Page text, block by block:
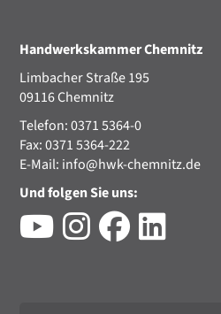
Handwerkskammer Chemnitz
Limbacher Straße 195
09116 Chemnitz
Telefon: 0371 5364-0
Fax: 0371 5364-222
E-Mail: info@hwk-chemnitz.de
Und folgen Sie uns: